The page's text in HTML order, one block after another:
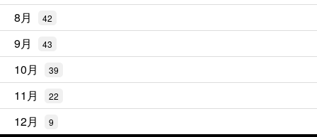
8月 42
9月 43
10月 39
11月 22
12月 9